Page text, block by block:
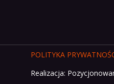
POLITYKA
Realizacja: